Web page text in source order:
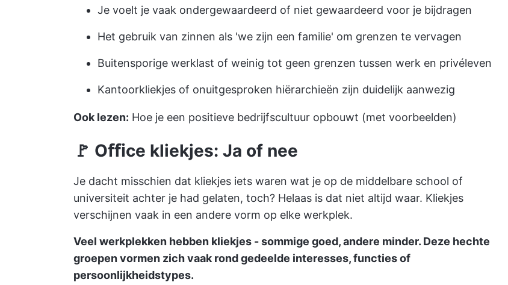
Je voelt je vaak ondergewaardeerd of niet gewaardeerd voor je bijdragen
Het gebruik van zinnen als 'we zijn een familie' om grenzen te vervagen
Buitensporige werklast of weinig tot geen grenzen tussen werk en privéleven
Kantoorkliekjes of onuitgesproken hiërarchieën zijn duidelijk aanwezig
Ook lezen: Hoe je een positieve bedrijfscultuur opbouwt (met voorbeelden)
🚩 Oﬃce kliekjes: Ja of nee
Je dacht misschien dat kliekjes iets waren wat je op de middelbare school of
universiteit achter je had gelaten, toch? Helaas is dat niet altijd waar. Kliekjes
verschijnen vaak in een andere vorm op elke werkplek.
Veel werkplekken hebben kliekjes - sommige goed, andere minder. Deze hechte
groepen vormen zich vaak rond gedeelde interesses, functies of
persoonlijkheidstypes.